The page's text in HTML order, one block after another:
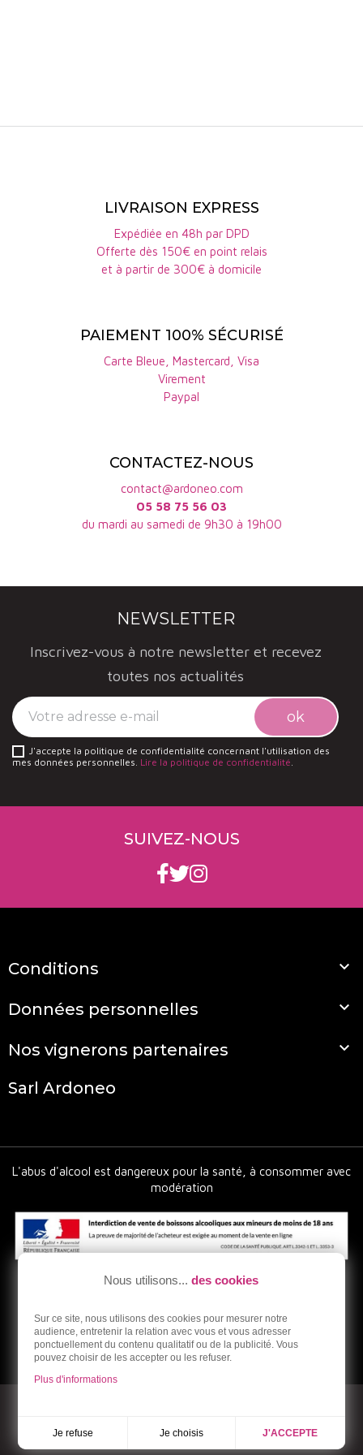
droiture saillante, un brin
percutant.'
LIVRAISON EXPRESS
Expédiée en 48h par DPD
Offerte dès 150€ en point relais
et à partir de 300€ à domicile
PAIEMENT 100% SÉCURISÉ
Carte Bleue, Mastercard, Visa
Virement
Paypal
CONTACTEZ-NOUS
contact@ardoneo.com
05 58 75 56 03
du mardi au samedi de 9h30 à 19h00
NEWSLETTER
Inscrivez-vous à notre newsletter et recevez
toutes nos actualités
J'accepte la politique de confidentialité concernant l'utilisation des
mes données personnelles. Lire la politique de confidentialité.
SUIVEZ-NOUS
Conditions 
Données personnelles 
Nos vignerons partenaires 
Sarl Ardoneo
L'abus d'alcool est dangereux pour la santé, à consommer avec
modération
Nous utilisons... des cookies
Sur ce site, nous utilisons des cookies pour mesurer notre
audience, entretenir la relation avec vous et vous adresser
ponctuellement du contenu qualitatif ou de la publicité. Vous
pouvez choisir de les accepter ou les refuser.
Plus d'informations
Je refuse Je choisis J'ACCEPTE
Réalisation Dream me up